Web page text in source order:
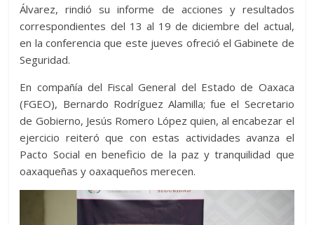
Álvarez, rindió su informe de acciones y resultados
correspondientes del 13 al 19 de diciembre del actual,
en la conferencia que este jueves ofreció el Gabinete de
Seguridad.
En compañía del Fiscal General del Estado de Oaxaca
(FGEO), Bernardo Rodríguez Alamilla; fue el Secretario
de Gobierno, Jesús Romero López quien, al encabezar el
ejercicio reiteró que con estas actividades avanza el
Pacto Social en beneficio de la paz y tranquilidad que
oaxaqueñas y oaxaqueños merecen.